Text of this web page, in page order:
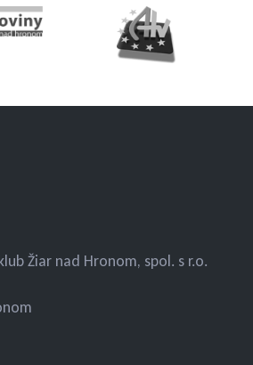
Žiar nad Hronom, spol. s r.o.